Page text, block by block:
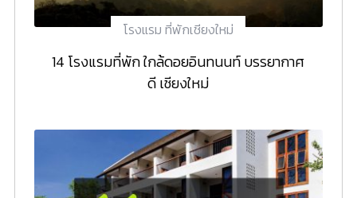
โรงแรม ที่พักเชียงใหม่
14 โรงแรมที่พัก ใกล้ดอยอินทนนท์ บรรยากาศ
ดี เชียงใหม่